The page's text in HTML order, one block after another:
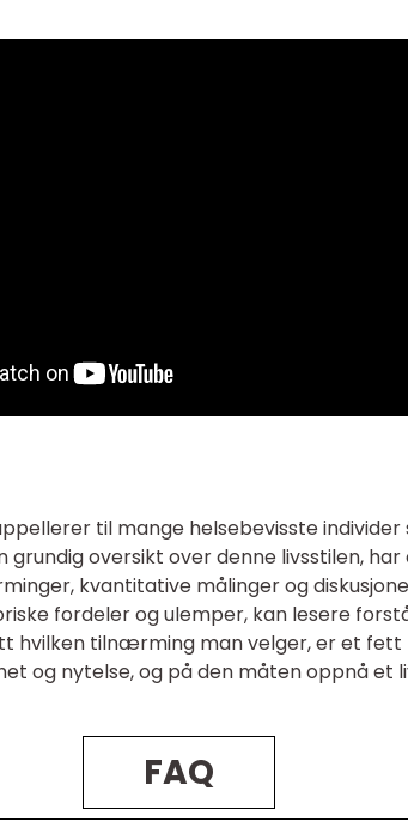
til mange helsebevisste individer
grundig oversikt over denne livsstilen,
kvantitative målinger og
fordeler og ulemper, kan lesere
hvilken tilnærming man velger, er et fett
og nytelse, og på den måten oppnå et
FAQ